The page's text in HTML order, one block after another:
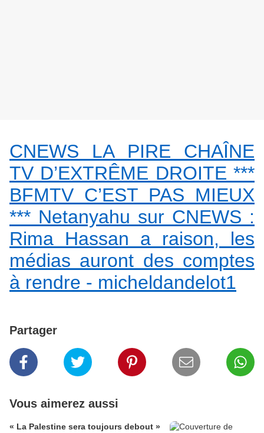
CNEWS LA PIRE CHAÎNE
TV D’EXTRÊME DROITE ***
BFMTV C’EST PAS MIEUX
*** Netanyahu sur CNEWS :
Rima Hassan a raison, les
médias auront des comptes
à rendre - micheldandelot1
Partager
Vous aimerez aussi
« La Palestine sera toujours debout »